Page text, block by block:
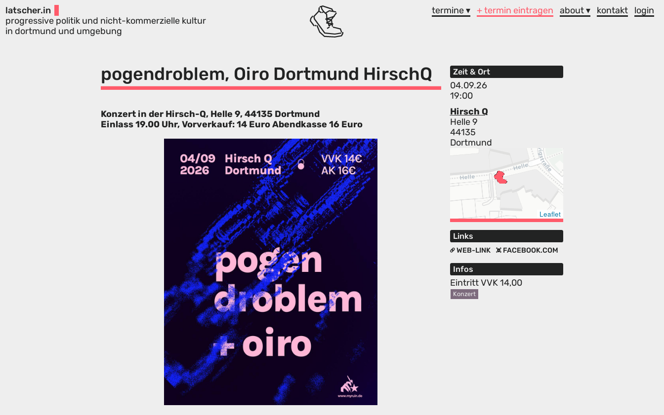
latscher.in
progressive politik und nicht-kommerzielle kultur
in dortmund und umgebung
termine ▾ + termin eintragen about ▾ kontakt login
pogendroblem, Oiro Dortmund HirschQ Zeit & Ort
04.09.26
19:00
Hirsch Q
Helle 9
44135
Dortmund
Leaflet
Links
WEB-LINK FACEBOOK.COM
Infos
Eintritt VVK 14,00
Konzert
Konzert in der Hirsch-Q, Helle 9, 44135 Dortmund
Einlass 19.00 Uhr, Vorverkauf: 14 Euro Abendkasse 16 Euro